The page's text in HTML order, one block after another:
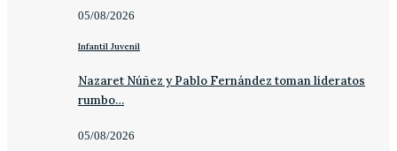
05/08/2026
Infantil Juvenil
Nazaret Núñez y Pablo Fernández toman lideratos
rumbo…
05/08/2026